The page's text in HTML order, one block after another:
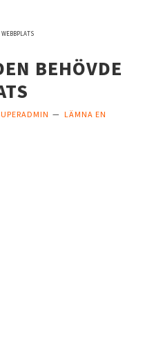
WEBBPLATS
BEHÖVDE
LÄMNA EN